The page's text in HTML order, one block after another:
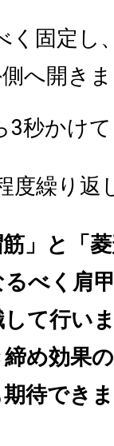
く固定し
へ開き
3秒かけ
度繰り返
」と「
べく肩
て行い
め効果
待でき